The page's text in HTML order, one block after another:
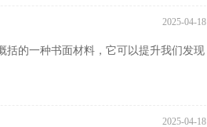
2025-04-18
括的一种书面材料，它可以提升我们发现
2025-04-18